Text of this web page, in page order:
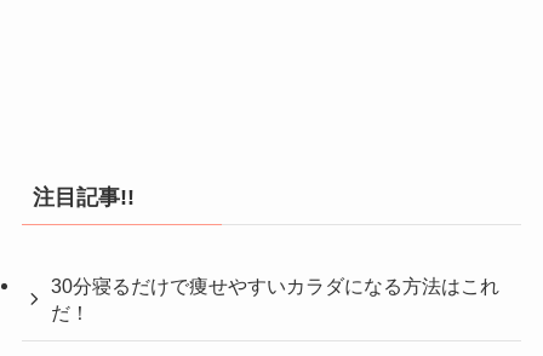
注目記事!!
30分寝るだけで痩せやすいカラダになる方法はこれ
だ！